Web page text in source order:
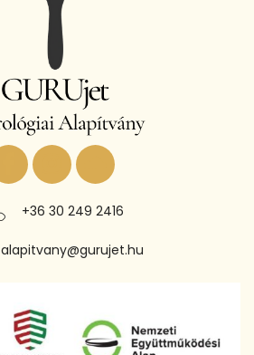
+36 30 249 2416
alapitvany@gurujet.hu